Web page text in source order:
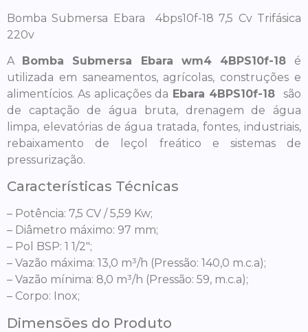
Bomba Submersa Ebara 4bps10f-18 7,5 Cv Trifásica
220v
A Bomba Submersa Ebara wm4 4BPS10f-18 é
utilizada em saneamentos, agrícolas, construções e
alimentícios. As aplicações da Ebara 4BPS10f-18
são
de captação de água bruta, drenagem de água
limpa, elevatórias de água tratada, fontes, industriais,
rebaixamento de leçol freático e sistemas de
pressurização.
Características Técnicas
– Potência: 7,5 CV / 5,59 Kw;
– Diâmetro máximo: 97 mm;
– Pol BSP: 1 1/2″;
– Vazão máxima: 13,0 m³/h (Pressão: 140,0 m.c.a);
– Vazão mínima: 8,0 m³/h (Pressão: 59, m.c.a);
– Corpo: Inox;
Dimensões do Produto